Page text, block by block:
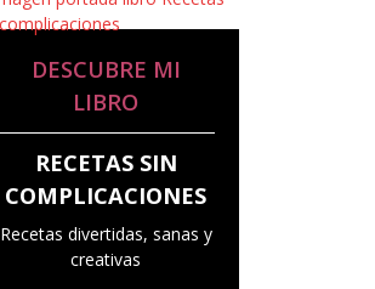
DESCUBRE MI
LIBRO
RECETAS SIN
COMPLICACIONES
Recetas divertidas, sanas y
creativas